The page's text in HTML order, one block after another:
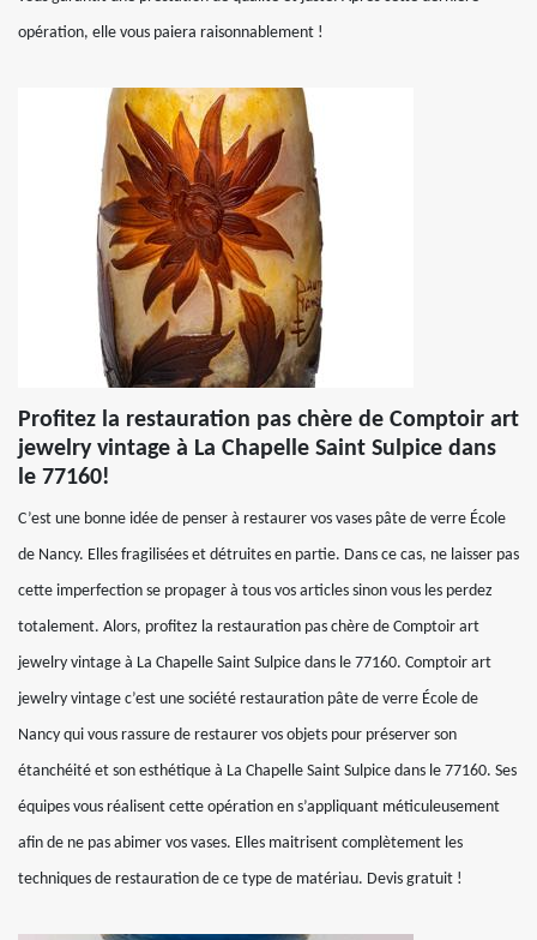
opération, elle vous paiera raisonnablement !
Profitez la restauration pas chère de Comptoir art
jewelry vintage à La Chapelle Saint Sulpice dans
le 77160!
C’est une bonne idée de penser à restaurer vos vases pâte de verre École
de Nancy. Elles fragilisées et détruites en partie. Dans ce cas, ne laisser pas
cette imperfection se propager à tous vos articles sinon vous les perdez
totalement. Alors, profitez la restauration pas chère de Comptoir art
jewelry vintage à La Chapelle Saint Sulpice dans le 77160. Comptoir art
jewelry vintage c’est une société restauration pâte de verre École de
Nancy qui vous rassure de restaurer vos objets pour préserver son
étanchéité et son esthétique à La Chapelle Saint Sulpice dans le 77160. Ses
équipes vous réalisent cette opération en s’appliquant méticuleusement
afin de ne pas abimer vos vases. Elles maitrisent complètement les
techniques de restauration de ce type de matériau. Devis gratuit !